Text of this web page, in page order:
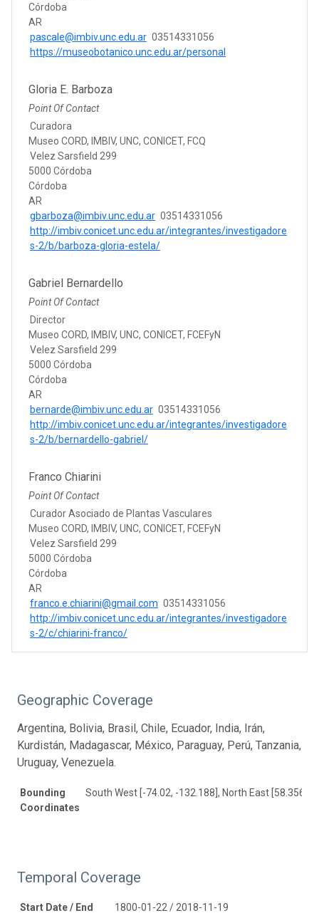
Córdoba
AR
pascale@imbiv.unc.edu.ar 03514331056
https://museobotanico.unc.edu.ar/personal
Gloria E. Barboza
Point Of Contact
Curadora
Museo CORD, IMBIV, UNC, CONICET, FCQ
Velez Sarsfield 299
5000 Córdoba
Córdoba
AR
gbarboza@imbiv.unc.edu.ar 03514331056
http://imbiv.conicet.unc.edu.ar/integrantes/investigadore
s-2/b/barboza-gloria-estela/
Gabriel Bernardello
Point Of Contact
Director
Museo CORD, IMBIV, UNC, CONICET, FCEFyN
Velez Sarsfield 299
5000 Córdoba
Córdoba
AR
bernarde@imbiv.unc.edu.ar 03514331056
http://imbiv.conicet.unc.edu.ar/integrantes/investigadore
s-2/b/bernardello-gabriel/
Franco Chiarini
Point Of Contact
Curador Asociado de Plantas Vasculares
Museo CORD, IMBIV, UNC, CONICET, FCEFyN
Velez Sarsfield 299
5000 Córdoba
Córdoba
AR
franco.e.chiarini@gmail.com 03514331056
http://imbiv.conicet.unc.edu.ar/integrantes/investigadore
s-2/c/chiarini-franco/
Geographic Coverage
Argentina, Bolivia, Brasil, Chile, Ecuador, India, Irán,
Kurdistán, Madagascar, México, Paraguay, Perú, Tanzania,
Uruguay, Venezuela.
Bounding
Coordinates
South West [-74.02, -132.188], North East [58.356,
Temporal Coverage
Start Date / End
1800-01-22 / 2018-11-19